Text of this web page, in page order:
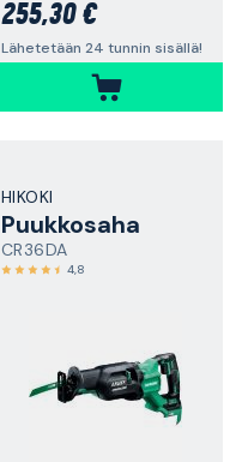
255,30 €
Lähetetään 24 tunnin sisällä!
HIKOKI
Puukkosaha
CR36DA
4,8